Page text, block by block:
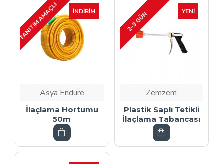
İNDIRIM
TANITIM AMAÇLI
Asya Endure
İlaçlama Hortumu
50m
YENI
2-3 GÜN
Zemzem
Plastik Saplı Tetikli
İlaçlama Tabancası